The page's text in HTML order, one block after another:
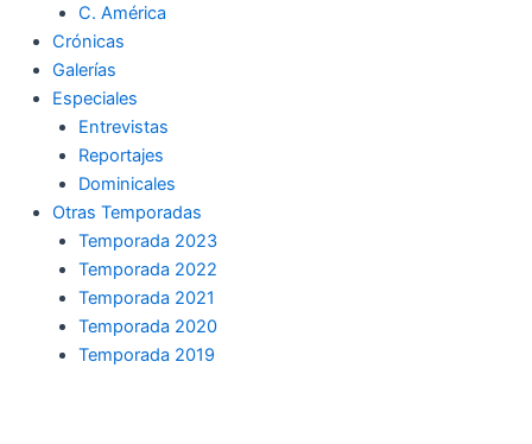
C. América
Crónicas
Galerías
Especiales
Entrevistas
Reportajes
Dominicales
Otras Temporadas
Temporada 2023
Temporada 2022
Temporada 2021
Temporada 2020
Temporada 2019